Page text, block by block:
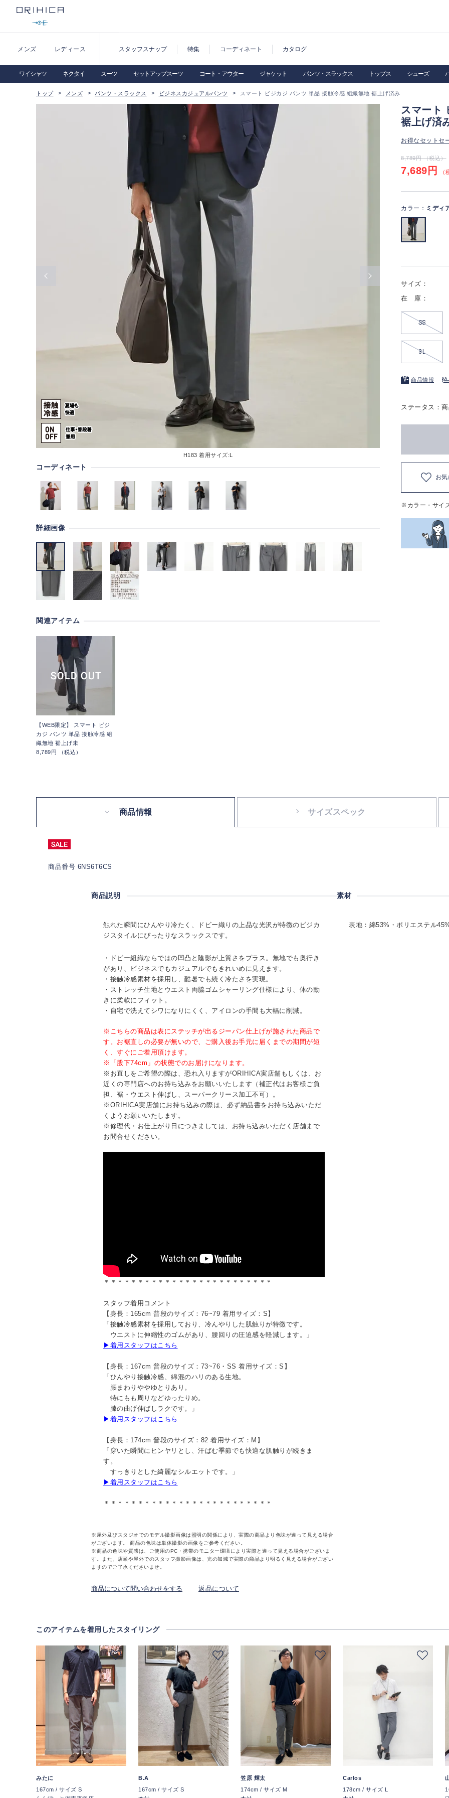
メンズ レディース スタッフスナップ 特集 コーディネート カタログ
ワイシャツ ネクタイ スーツ セットアップスーツ コート・アウター ジャケット パンツ・スラックス トップス シューズ
トップ メンズ パンツ・スラックス ビジネスカジュアルパンツ スマート ビジカジ パンツ 単品 接触冷感 組織無地 裾上げ済み
H183 着用サイズ:L
コーディネート
詳細画像
関連アイテム
【WEB限定】 スマート ビジ
カジ パンツ 単品 接触冷感 組
織無地 裾上げ未
8,789円 （税込）
スマート
裾上げ済
お得なセットセ
8,789円 （税込）
7,689円 （
カラー： ミディ
サイズ：
在 庫：
SS
3L
商品情報
ステータス：
お
※カラー・サイ
商品情報 サイズスペック
商品番号 6NS6T6CS
商品説明
触れた瞬間にひんやり冷たく、ドビー織りの上品な光沢が特徴のビジカ
ジスタイルにぴったりなスラックスです。
・ドビー組織ならではの凹凸と陰影が上質さをプラス。無地でも奥行き
があり、ビジネスでもカジュアルでもきれいめに見えます。
・接触冷感素材を採用し、酷暑でも続く冷たさを実現。
・ストレッチ生地とウエスト両脇ゴムシャーリング仕様により、体の動
きに柔軟にフィット。
・自宅で洗えてシワになりにくく、アイロンの手間も大幅に削減。
※こちらの商品は表にステッチが出るジーパン仕上げが施された商品で
す。お裾直しの必要が無いので、ご購入後お手元に届くまでの期間が短
く、すぐにご着用頂けます。
※「股下74cm」の状態でのお届けになります。
※お直しをご希望の際は、恐れ入りますがORIHICA実店舗もしくは、お
近くの専門店へのお持ち込みをお願いいたします（補正代はお客様ご負
担、裾・ウエスト伸ばし、スーパークリース加工不可）。
※ORIHICA実店舗にお持ち込みの際は、必ず納品書をお持ち込みいただ
くようお願いいたします。
※修理代・お仕上がり日につきましては、お持ち込みいただく店舗まで
お問合せください。
＊＊＊＊＊＊＊＊＊＊＊＊＊＊＊＊＊＊＊＊＊＊＊＊＊
スタッフ着用コメント
【身長：165cm 普段のサイズ：76~79 着用サイズ：S】
「接触冷感素材を採用しており、冷んやりした肌触りが特徴です。
ウエストに伸縮性のゴムがあり、腰回りの圧迫感を軽減します。」
▶着用スタッフはこちら
【身長：167cm 普段のサイズ：73~76・SS 着用サイズ：S】
「ひんやり接触冷感、綿混のハリのある生地。
腰まわりややゆとりあり。
特にもも周りなどゆったりめ。
膝の曲げ伸ばしラクです。」
▶着用スタッフはこちら
【身長：174cm 普段のサイズ：82 着用サイズ：M】
「穿いた瞬間にヒンヤリとし、汗ばむ季節でも快適な肌触りが続きま
す。
すっきりとした綺麗なシルエットです。」
▶着用スタッフはこちら
＊＊＊＊＊＊＊＊＊＊＊＊＊＊＊＊＊＊＊＊＊＊＊＊＊
※屋外及びスタジオでのモデル撮影画像は照明の関係により、実際の商品より色味が違って見える場合
がございます。 商品の色味は単体撮影の画像をご参考ください。
※商品の色味や質感は、ご使用のPC・携帯のモニター環境により実際と違って見える場合がございま
す。また、店頭や屋外でのスタッフ撮影画像は、光の加減で実際の商品より明るく見える場合がござい
ますのでご了承くださいませ。
商品について問い合わせをする 返品について
素材
表地：綿53%・ポリエステル
このアイテムを着用したスタイリング
みたに
167cm / サイズ S
B.A
167cm / サイズ S
笠原 輝太
174cm / サイズ M
Carlos
178cm / サイズ L